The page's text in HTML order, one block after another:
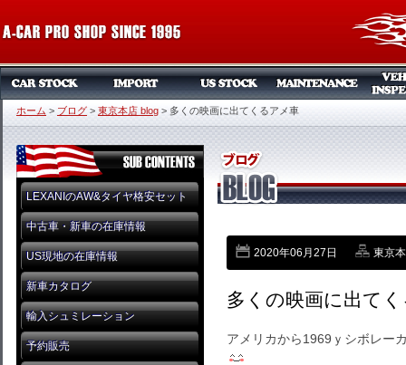
ホーム > ブログ > 東京本店 blog > 多くの映画に出てくるアメ車
LEXANIのAW&タイヤ格安セット
中古車・新車の在庫情報
US現地の在庫情報
新車カタログ
輸入シュミレーション
予約販売
2020年06月27日 東京
多くの映画に出て
アメリカから1969ｙシボレー